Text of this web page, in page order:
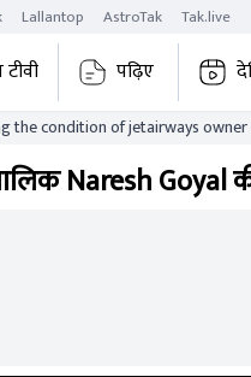
Lallantop AstroTak Tak.live
पढ़िए
the condition of jetairways
Naresh Goyal